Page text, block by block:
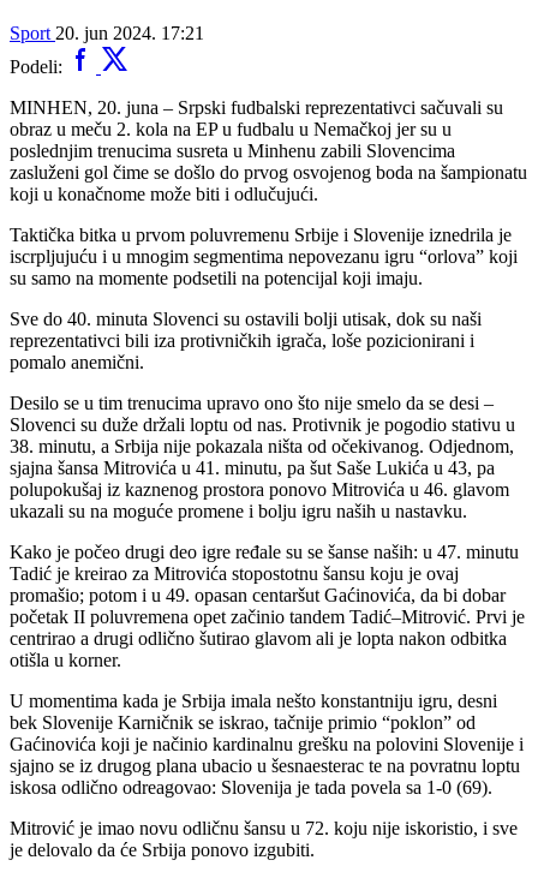
Sport 20. jun 2024. 17:21
Podeli:
MINHEN, 20. juna – Srpski fudbalski reprezentativci sačuvali su
obraz u meču 2. kola na EP u fudbalu u Nemačkoj jer su u
poslednjim trenucima susreta u Minhenu zabili Slovencima
zasluženi gol čime se došlo do prvog osvojenog boda na šampionatu
koji u konačnome može biti i odlučujući.
Taktička bitka u prvom poluvremenu Srbije i Slovenije iznedrila je
iscrpljujuću i u mnogim segmentima nepovezanu igru “orlova” koji
su samo na momente podsetili na potencijal koji imaju.
Sve do 40. minuta Slovenci su ostavili bolji utisak, dok su naši
reprezentativci bili iza protivničkih igrača, loše pozicionirani i
pomalo anemični.
Desilo se u tim trenucima upravo ono što nije smelo da se desi –
Slovenci su duže držali loptu od nas. Protivnik je pogodio stativu u
38. minutu, a Srbija nije pokazala ništa od očekivanog. Odjednom,
sjajna šansa Mitrovića u 41. minutu, pa šut Saše Lukića u 43, pa
polupokušaj iz kaznenog prostora ponovo Mitrovića u 46. glavom
ukazali su na moguće promene i bolju igru naših u nastavku.
Kako je počeo drugi deo igre ređale su se šanse naših: u 47. minutu
Tadić je kreirao za Mitrovića stopostotnu šansu koju je ovaj
promašio; potom i u 49. opasan centaršut Gaćinovića, da bi dobar
početak II poluvremena opet začinio tandem Tadić–Mitrović. Prvi je
centrirao a drugi odlično šutirao glavom ali je lopta nakon odbitka
otišla u korner.
U momentima kada je Srbija imala nešto konstantniju igru, desni
bek Slovenije Karničnik se iskrao, tačnije primio “poklon” od
Gaćinovića koji je načinio kardinalnu grešku na polovini Slovenije i
sjajno se iz drugog plana ubacio u šesnaesterac te na povratnu loptu
iskosa odlično odreagovao: Slovenija je tada povela sa 1-0 (69).
Mitrović je imao novu odličnu šansu u 72. koju nije iskoristio, i sve
je delovalo da će Srbija ponovo izgubiti.